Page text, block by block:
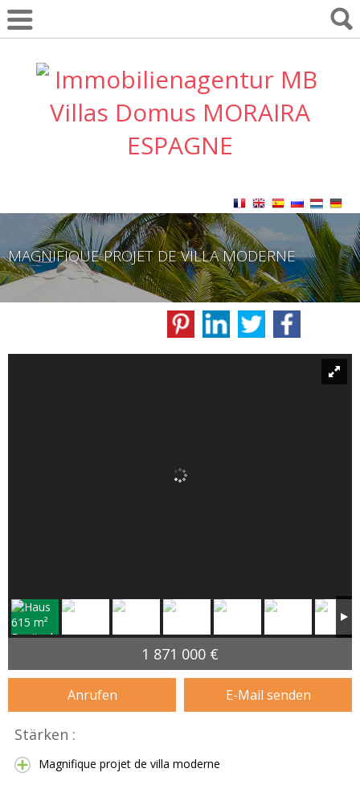
MAGNIFIQUE PROJET DE VILLA MODERNE
1 871 000 €
Anrufen E-Mail senden
Stärken :
Magnifique projet de villa moderne